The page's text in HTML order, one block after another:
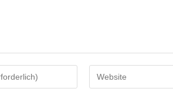
deine